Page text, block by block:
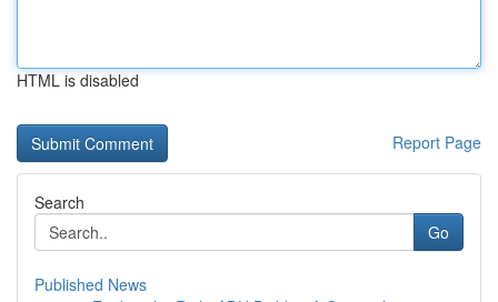
HTML is disabled
Report Page
Search
Go
Published News